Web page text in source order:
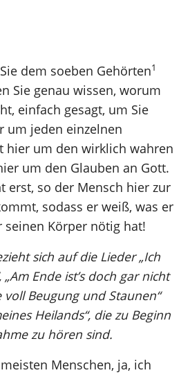
dem soeben Gehörten1
Sie genau wissen, worum
einfach gesagt, um Sie
um jeden einzelnen
hier um den wirklich wahren
um den Glauben an Gott.
erst, so der Mensch hier zur
sodass er weiß, was er
seinen Körper nötig hat!
sich auf die Lieder „Ich
Ende ist’s doch gar nicht
voll Beugung und Staunen“
Heilands“, die zu Beginn
zu hören sind.
Menschen, ja, ich